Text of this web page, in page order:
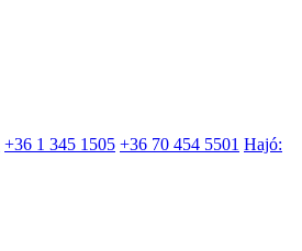
+36 1 345 1505 +36 70 454 5501 Hajó: